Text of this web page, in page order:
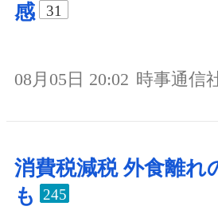
感 31
08月05日 20:02 時事通信
消費税減税 外食離れ
も
245